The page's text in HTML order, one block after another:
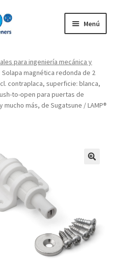
Menú
para ingeniería mecánica y
Solapa magnética redonda de 2
contraplaca, superficie: blanca,
to-open para puertas de
más, de Sugatsune / LAMP®